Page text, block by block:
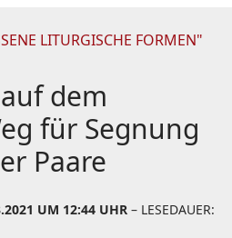
LITURGISCHE FORMEN"
dem
für Segnung
Paare
UM 12:44 UHR – LESEDAUER: